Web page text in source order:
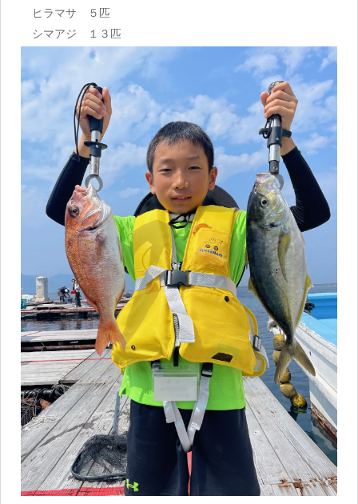
ヒラマサ ５匹
シマアジ １３匹